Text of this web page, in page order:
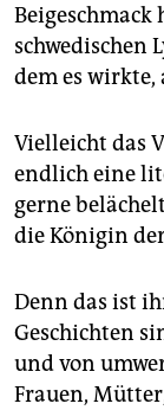
schwedischen
dem es wirkte,
Vielleicht das
endlich eine
gerne
die Königin
Denn das ist
Geschichten
und von
Frauen,